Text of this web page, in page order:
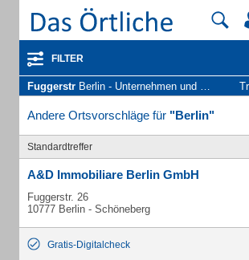
FILTER
Fuggerstr Berlin - Unternehmen und Personen
Andere Ortsvorschläge für "Berlin"
Standardtreffer
A&D Immobiliare Berlin GmbH
Fuggerstr. 26
10777 Berlin - Schöneberg
Gratis-Digitalcheck